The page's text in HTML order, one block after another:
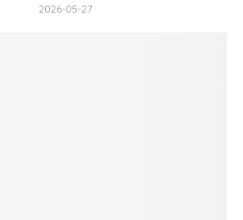
2026-05-27